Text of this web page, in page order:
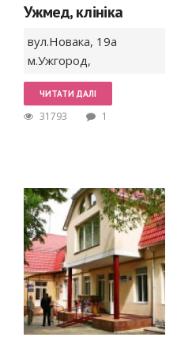
Ужмед, клініка
вул.Новака, 19а
м.Ужгород,
ЧИТАТИ ДАЛІ
31793 1